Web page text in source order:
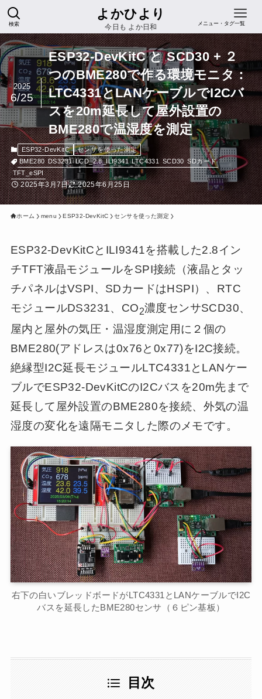
よかひより
今日も よか日和
検索 メニュー・タグ一覧
ESP32-DevKitC と SCD30 + ２
つのBME280で作る環境モニタ：
LTC4331とLANケーブルでI2Cバ
スを20m延長して屋外設置の
BME280で温湿度を測定
2025
6/25
ESP32-DevKitC
センサを使った測定
BME280 DS3231 LCD_2.8_ILI9341 LTC4331 SCD30 SDカード
TFT_eSPI
2025年3月7日 2025年6月25日
ホーム menu ESP32-DevKitC センサを使った測定
ESP32-DevKitCとILI9341を搭載した2.8イン
チTFT液晶モジュールをSPI接続（液晶とタッ
チパネルはVSPI、SDカードはHSPI）、RTC
モジュールDS3231、CO2濃度センサSCD30、
屋内と屋外の気圧・温湿度測定用に２個の
BME280(アドレスは0x76と0x77)をI2C接続。
絶縁型I2C延長モジュールLTC4331とLANケー
ブルでESP32-DevKitCのI2Cバスを20m先まで
延長して屋外設置のBME280を接続、外気の温
湿度の変化を遠隔モニタした際のメモです。
右下の白いブレッドボードがLTC4331とLANケーブルでI2C
バスを延長したBME280センサ（６ピン基板）
目次